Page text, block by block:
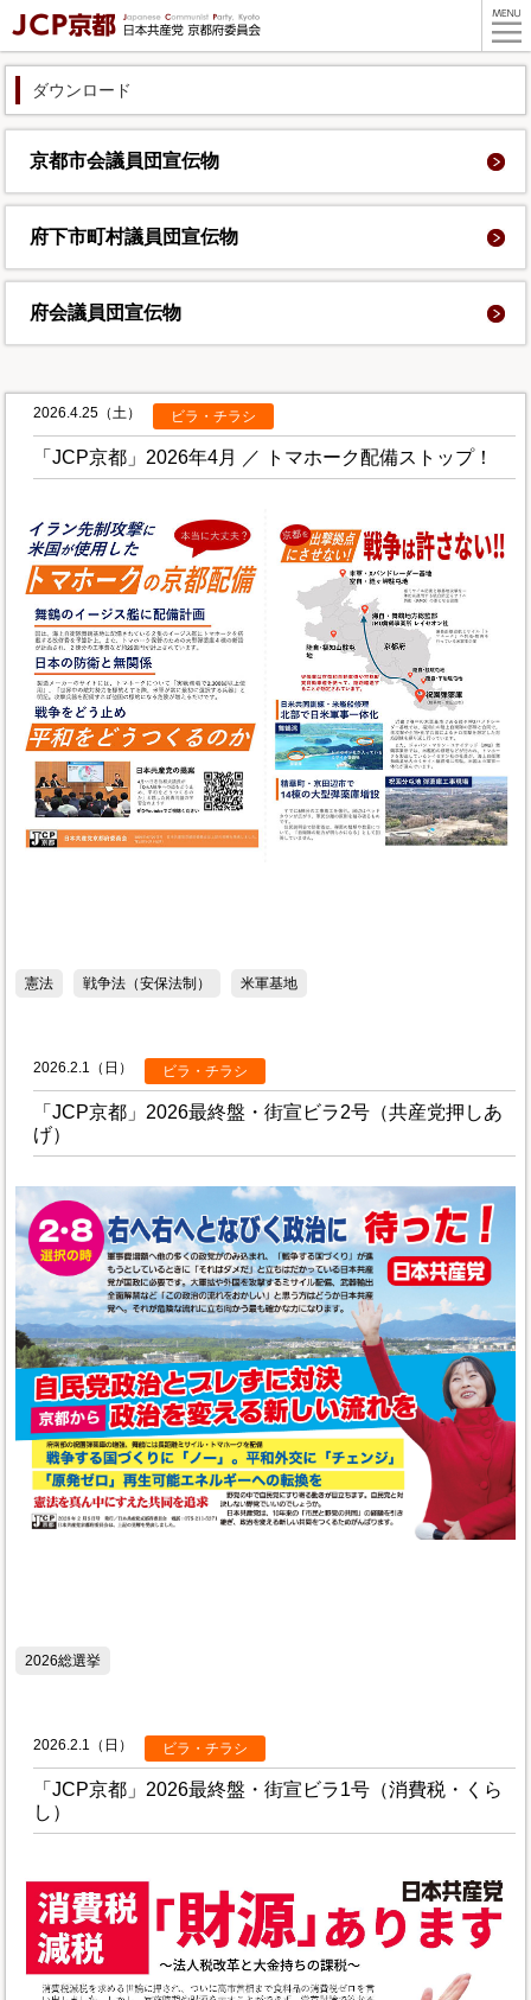
ダウンロード
京都市会議員団宣伝物
府下市町村議員団宣伝物
府会議員団宣伝物
2026.4.25（土） ビラ・チラシ
「JCP京都」2026年4月 ／ トマホーク配備ストップ！
憲法 戦争法（安保法制） 米軍基地
2026.2.1（日） ビラ・チラシ
「JCP京都」2026最終盤・街宣ビラ2号（共産党押しあ
げ）
2026総選挙
2026.2.1（日） ビラ・チラシ
「JCP京都」2026最終盤・街宣ビラ1号（消費税・くら
し）